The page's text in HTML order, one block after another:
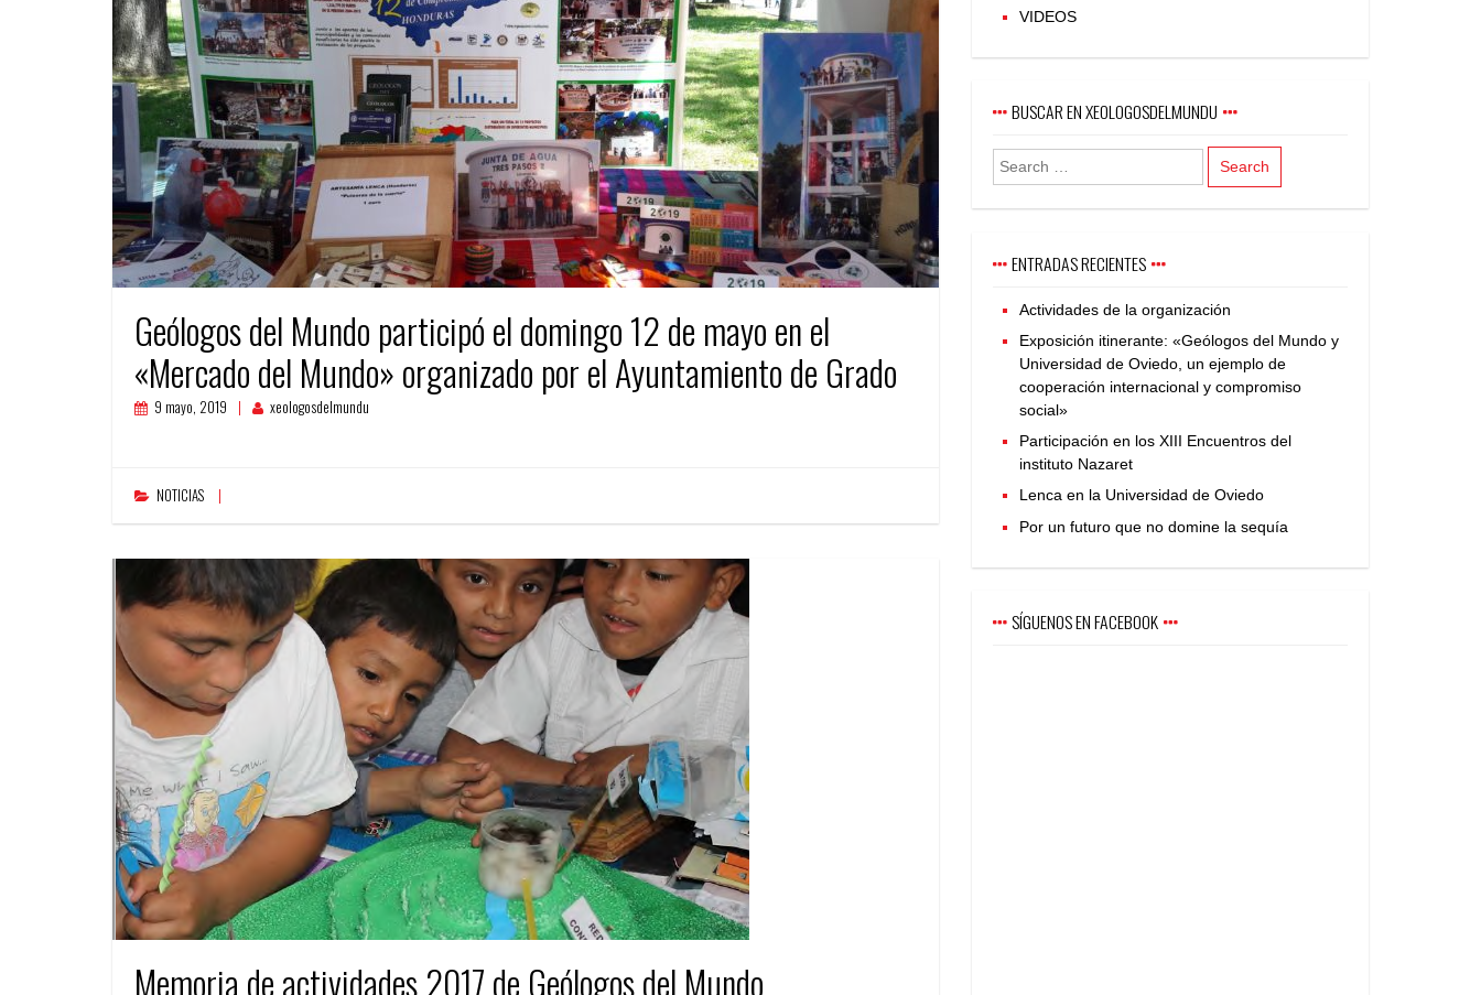
Geólogos del Mundo participó el domingo 12 de mayo en el
«Mercado del Mundo» organizado por el Ayuntamiento de Grado
9 mayo, 2019 xeologosdelmundu
NOTICIAS
Memoria de actividades 2017 de Geólogos del Mundo
VIDEOS
BUSCAR EN XEOLOGOSDELMUNDU
ENTRADAS RECIENTES
Actividades de la organización
Exposición itinerante: «Geólogos del Mundo y
Universidad de Oviedo, un ejemplo de
cooperación internacional y compromiso
social»
Participación en los XIII Encuentros del
instituto Nazaret
Lenca en la Universidad de Oviedo
Por un futuro que no domine la sequía
SÍGUENOS EN FACEBOOK